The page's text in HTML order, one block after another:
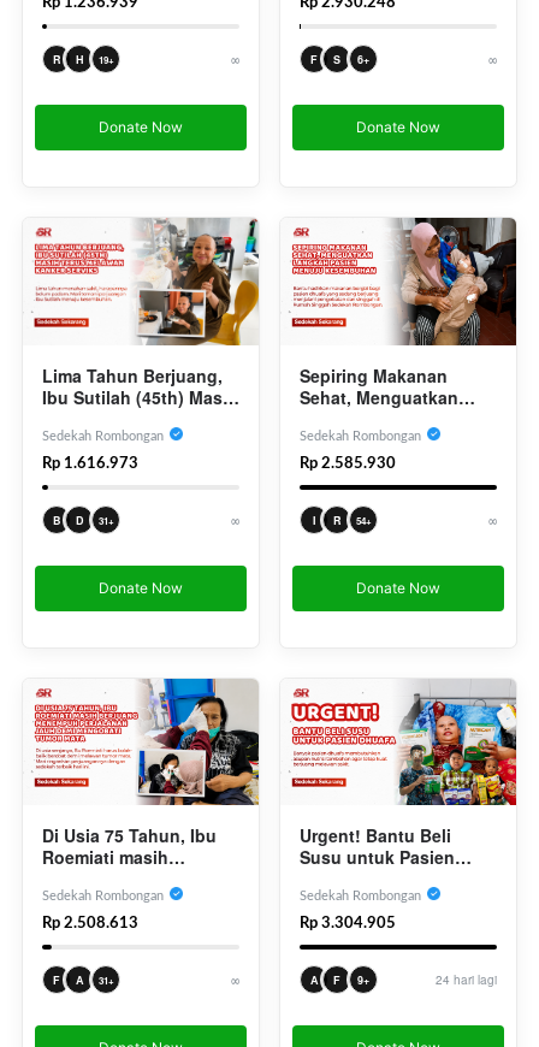
Rp 1.236.939
R H 19+ ∞
Donate Now
Rp 2.930.248
F S 6+ ∞
Donate Now
Lima Tahun Berjuang,
Ibu Sutilah (45th) Masih
Serviks
Sedekah Rombongan
Rp 1.616.973
B D 31+ ∞
Donate Now
Sepiring Makanan
Sehat, Menguatkan
Menuju Kesembuhan
Sedekah Rombongan
Rp 2.585.930
I R 54+ ∞
Donate Now
Di Usia 75 Tahun, Ibu
Roemiati masih
Perjalanan Jauh Demi
Mengobati Tumor Mata
Sedekah Rombongan
Rp 2.508.613
F A 31+ ∞
Urgent! Bantu Beli
Susu untuk Pasien
Sedekah Rombongan
Rp 3.304.905
A F 9+ 24 hari lagi